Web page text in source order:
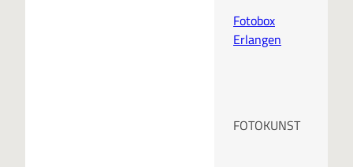
Fotobox
Erlangen
FOTOKUNST